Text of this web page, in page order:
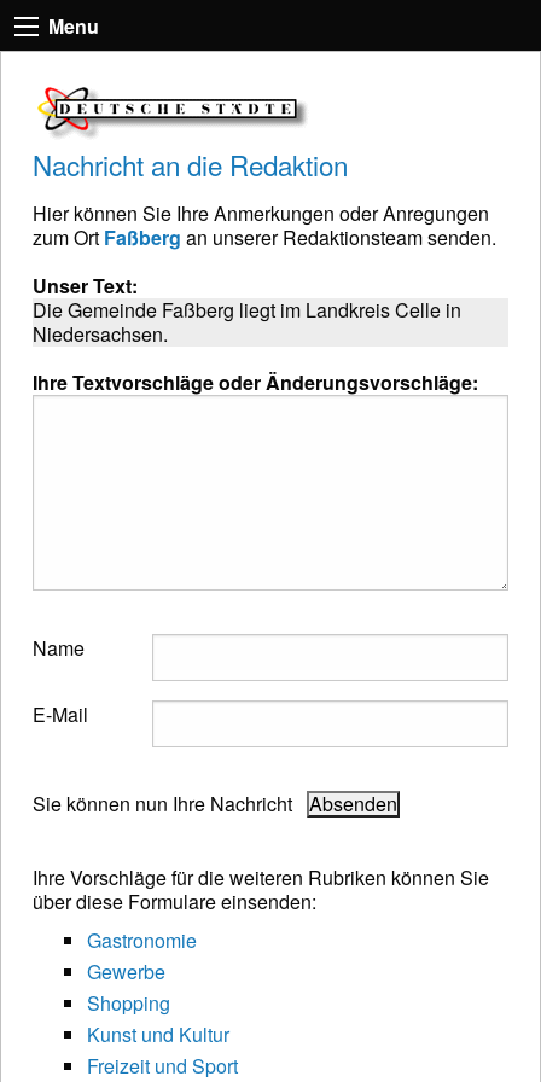
Menu
Nachricht an die Redaktion
Hier können Sie Ihre Anmerkungen oder Anregungen
zum Ort Faßberg an unserer Redaktionsteam senden.
Unser Text:
Die Gemeinde Faßberg liegt im Landkreis Celle in
Niedersachsen.
Ihre Textvorschläge oder Änderungsvorschläge:
Name
E-Mail
Sie können nun Ihre Nachricht
Ihre Vorschläge für die weiteren Rubriken können Sie
über diese Formulare einsenden:
Gastronomie
Gewerbe
Shopping
Kunst und Kultur
Freizeit und Sport